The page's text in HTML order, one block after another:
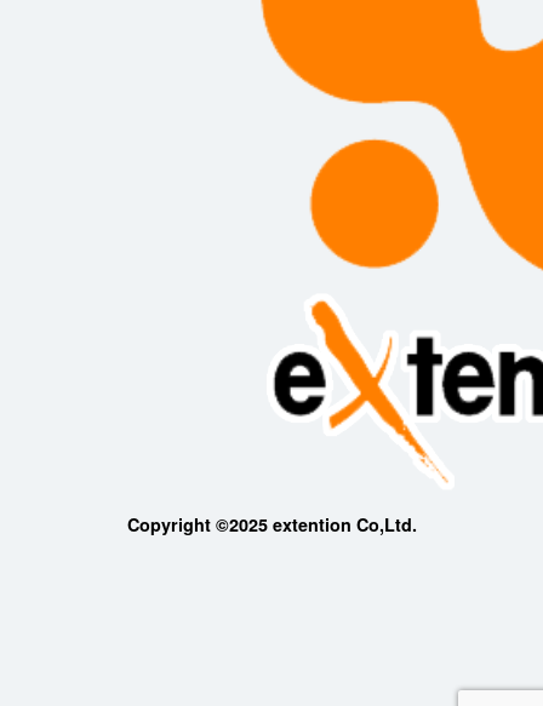
Copyright ©2025 extention Co,Ltd.